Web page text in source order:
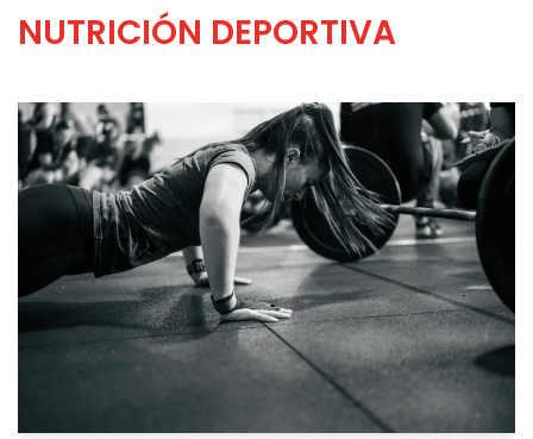
NUTRICIÓN DEPORTIVA